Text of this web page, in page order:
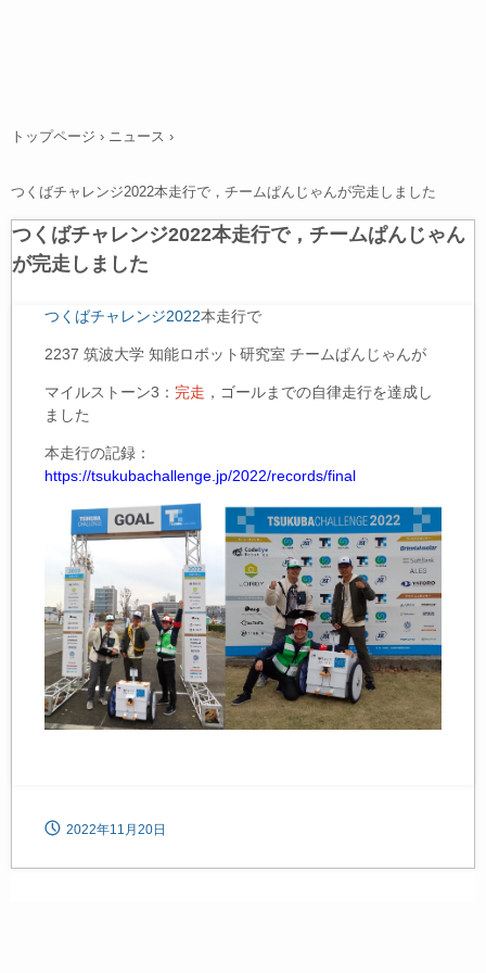
トップページ › ニュース ›
つくばチャレンジ2022本走行で，チームぱんじゃんが完走しました
つくばチャレンジ2022本走行で，チームぱんじゃん
が完走しました
つくばチャレンジ2022本走行で
2237 筑波大学 知能ロボット研究室 チームぱんじゃんが
マイルストーン3： 完走 ，ゴールまでの自律走行を達成し
ました
本走行の記録：
https://tsukubachallenge.jp/2022/records/final
2022年11月20日